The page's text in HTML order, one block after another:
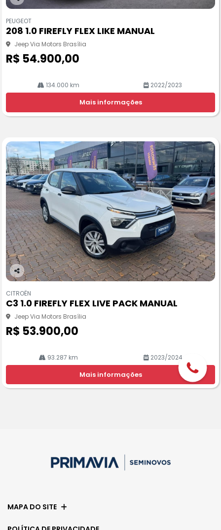
Co
pa
rtil
he
PEUGEOT
208 1.0 FIREFLY FLEX LIKE MANUAL
Jeep Via Motors Brasília
R$ 54.900,00
134.000 km 2022/2023
Mais informações
Co
pa
rtil
he
CITROËN
C3 1.0 FIREFLY FLEX LIVE PACK MANUAL
Jeep Via Motors Brasília
R$ 53.900,00
93.287 km 2023/2024
Mais informações
MAPA DO SITE